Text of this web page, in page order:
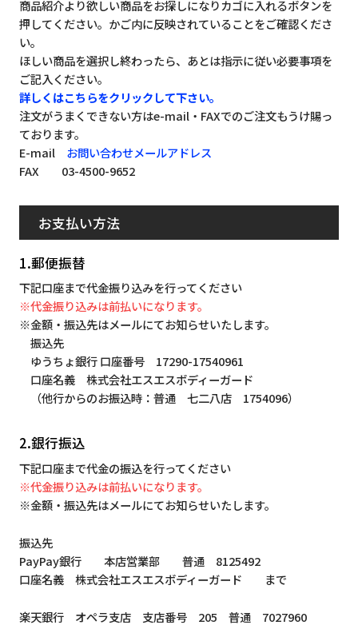
商品紹介より欲しい商品をお探しになりカゴに入れるボタンを
押してください。かご内に反映されていることをご確認くださ
い。
ほしい商品を選択し終わったら、あとは指示に従い必要事項を
ご記入ください。
詳しくはこちらをクリックして下さい。
注文がうまくできない方はe-mail・FAXでのご注文もうけ賜っ
ております。
E-mail お問い合わせメールアドレス
FAX 03-4500-9652
お支払い方法
1.郵便振替
下記口座まで代金振り込みを行ってください
※代金振り込みは前払いになります。
※金額・振込先はメールにてお知らせいたします。
振込先
ゆうちょ銀行 口座番号 17290-17540961
口座名義 株式会社エスエスボディーガード
（他行からのお振込時：普通 七二八店 1754096）
2.銀行振込
下記口座まで代金の振込を行ってください
※代金振り込みは前払いになります。
※金額・振込先はメールにてお知らせいたします。
振込先
PayPay銀行 本店営業部 普通 8125492
口座名義 株式会社エスエスボディーガード まで
楽天銀行 オペラ支店 支店番号 205 普通 7027960